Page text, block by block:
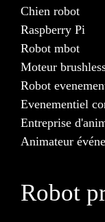
Chien robot
Raspberry Pi
Robot mbot
Moteur
Robot
Evenementiel
Entreprise
Animateur
Robot